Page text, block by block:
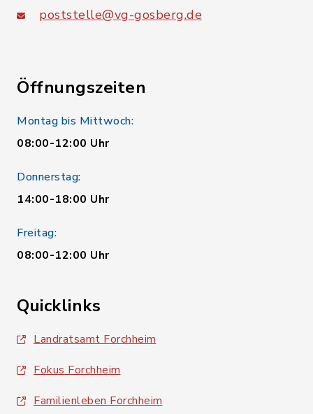
poststelle@vg-gosberg.de
Öffnungszeiten
Montag bis Mittwoch:
08:00-12:00 Uhr
Donnerstag:
14:00-18:00 Uhr
Freitag:
08:00-12:00 Uhr
Quicklinks
Landratsamt Forchheim
Fokus Forchheim
Familienleben Forchheim